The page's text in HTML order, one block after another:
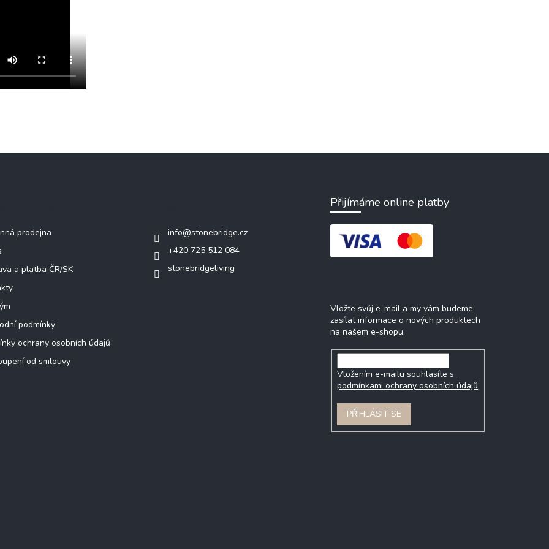
prodejna
a platba ČR/SK
podmínky
ochrany osobních údajů
od smlouvy
info@stonebridge.cz
+420 725 512 084
stonebridgeliving
Přijímáme online platby
Vložte svůj e-mail a my vám budeme
zasílat informace o nových produktech
na našem e-shopu.
Vložením e-mailu souhlasíte s
podmínkami ochrany osobních údajů
PŘIHLÁSIT SE